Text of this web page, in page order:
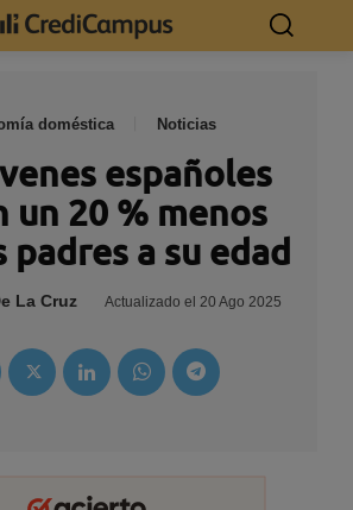
doméstica Noticias
españoles
un 20 % menos
padres a su edad
La Cruz Actualizado el 20 Ago 2025